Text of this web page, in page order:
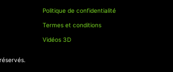
Politique de confidentialité
Termes et conditions
Vidéos 3D